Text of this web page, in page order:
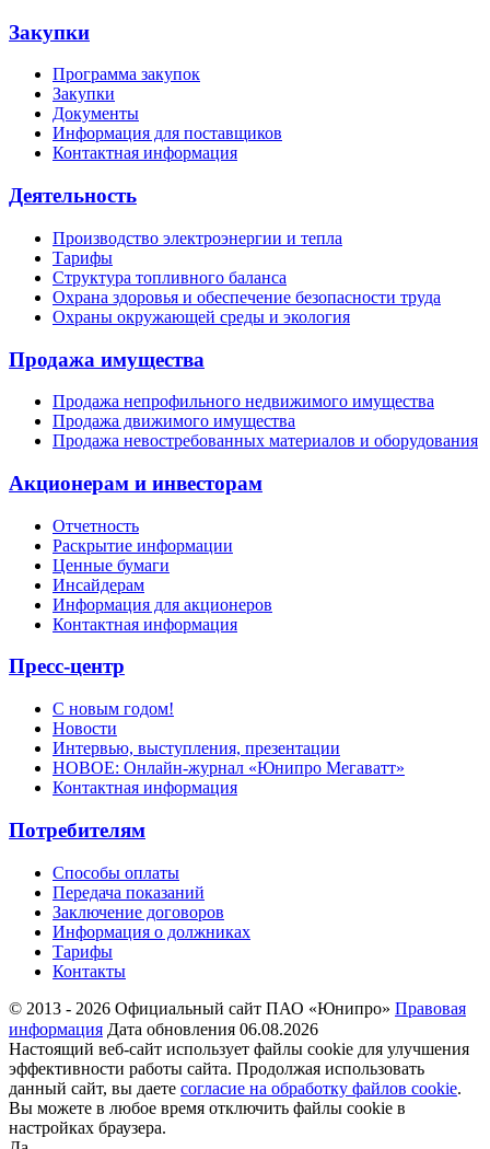
Закупки
Программа закупок
Закупки
Документы
Информация для поставщиков
Контактная информация
Деятельность
Производство электроэнергии и тепла
Тарифы
Структура топливного баланса
Охрана здоровья и обеспечение безопасности труда
Охраны окружающей среды и экология
Продажа имущества
Продажа непрофильного недвижимого имущества
Продажа движимого имущества
Продажа невостребованных материалов и оборудования
Акционерам и инвесторам
Отчетность
Раскрытие информации
Ценные бумаги
Инсайдерам
Информация для акционеров
Контактная информация
Пресс-центр
С новым годом!
Новости
Интервью, выступления, презентации
НОВОЕ: Онлайн-журнал «Юнипро Мегаватт»
Контактная информация
Потребителям
Способы оплаты
Передача показаний
Заключение договоров
Информация о должниках
Тарифы
Контакты
© 2013 - 2026 Официальный сайт ПАО «Юнипро» Правовая
информация Дата обновления 06.08.2026
Настоящий веб-сайт использует файлы cookie для улучшения
эффективности работы сайта. Продолжая использовать
данный сайт, вы даете согласие на обработку файлов cookie.
Вы можете в любое время отключить файлы cookie в
настройках браузера.